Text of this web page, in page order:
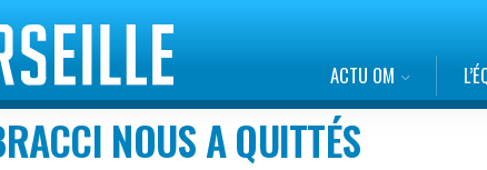
ACTU OM
NOUS A QUITTÉS